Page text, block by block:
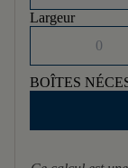
Largeur
BOÎTES